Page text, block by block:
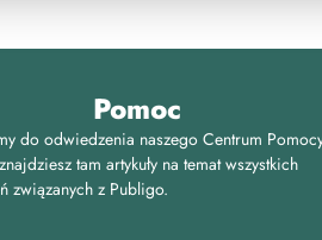
Pomoc
do odwiedzenia naszego Centrum
tam artykuły na temat wszystkich
związanych z Publigo.